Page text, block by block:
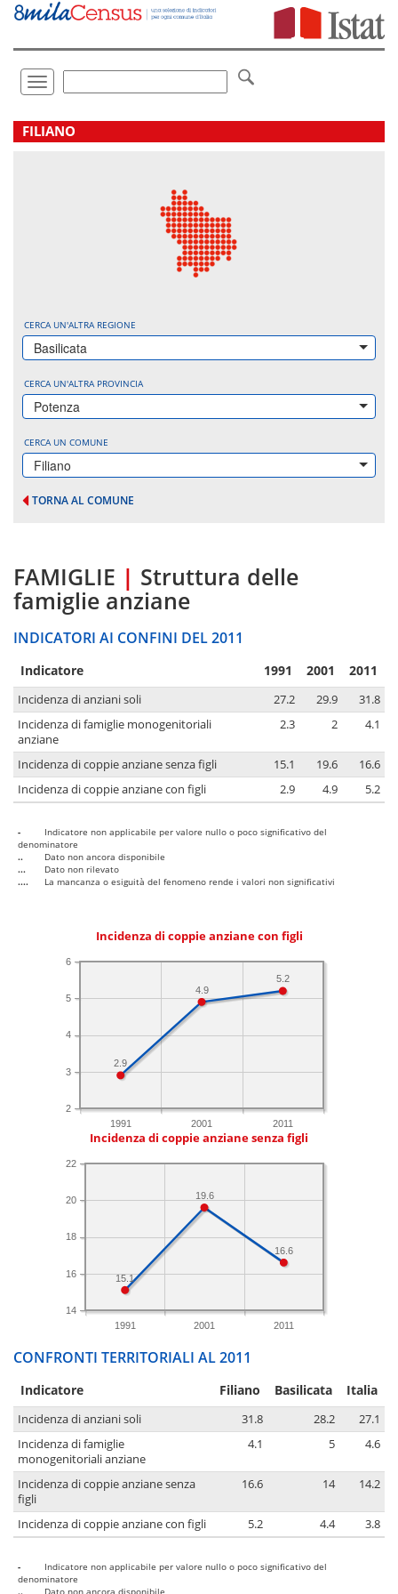
Vai
direttamente
Toggle
navigation
.
FILIANO
CERCA UN'ALTRA REGIONE
Basilicata
CERCA UN'ALTRA PROVINCIA
Potenza
CERCA UN COMUNE
Filiano
TORNA AL COMUNE
FAMIGLIE | Struttura delle
famiglie anziane
INDICATORI AI CONFINI DEL 2011
Indicatore 1991 2001 2011
Incidenza di anziani soli 27.2 29.9
31.8
Incidenza di famiglie monogenitoriali
anziane
2.3 2 4.1
Incidenza di coppie anziane senza figli 15.1 19.6
16.6
Incidenza di coppie anziane con figli
2.9 4.9 5.2
-
Indicatore non applicabile per valore nullo o poco significativo del
denominatore
..
Dato non ancora disponibile
...
Dato non rilevato
....
La mancanza o esiguità del fenomeno rende i valori non significativi
Incidenza di coppie anziane con figli
1991 2001 2011
2
3
4
5
6
5.2
4.9
2.9
Incidenza di coppie anziane senza figli
1991 2001 2011
14
16
18
20
22
16.6
19.6
15.1
CONFRONTI TERRITORIALI AL 2011
Indicatore Filiano Basilicata Italia
Incidenza di anziani soli 31.8 28.2
27.1
Incidenza di famiglie
monogenitoriali anziane
4.1 5 4.6
Incidenza di coppie anziane senza
figli
16.6 14 14.2
Incidenza di coppie anziane con figli 5.2 4.4 3.8
-
Indicatore non applicabile per valore nullo o poco significativo del
denominatore